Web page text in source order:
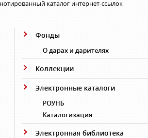
каталог интернет-ссылок
Фонды
О дарах и дарителях
Коллекции
Электронные каталоги
РОУНБ
Каталогизация
Электронная библиотека